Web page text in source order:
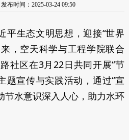
布时间：2025-03-24 09:50